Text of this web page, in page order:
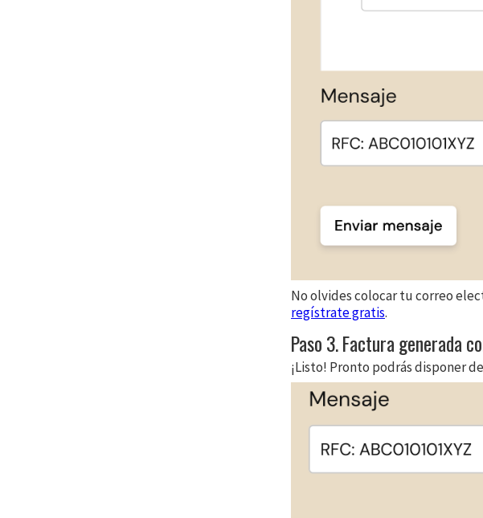
No olvides colocar tu correo
regístrate gratis.
Paso 3. Factura generada
¡Listo! Pronto podrás disponer